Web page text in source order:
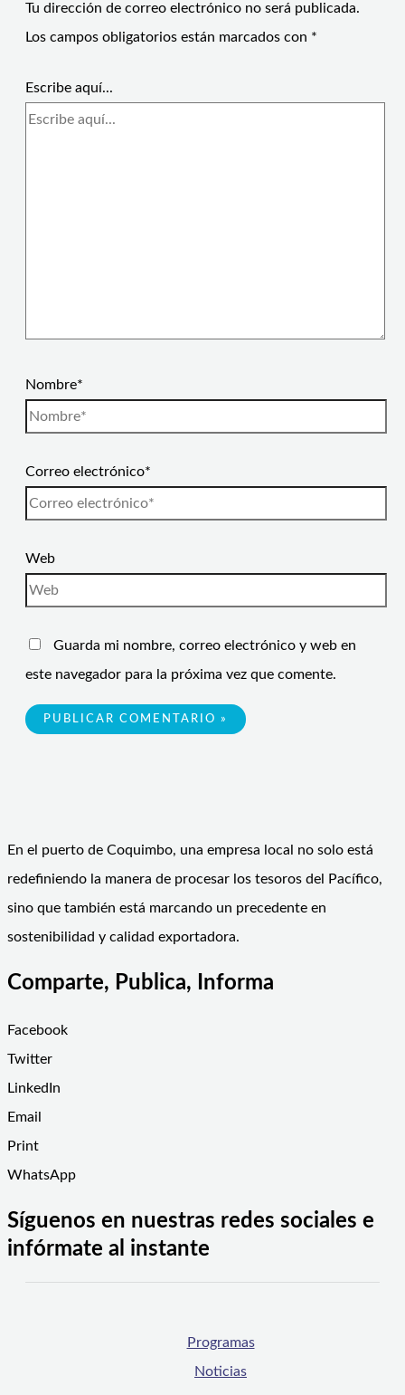
Tu dirección de correo electrónico no será publicada.
Los campos obligatorios están marcados con *
Escribe aquí...
Nombre*
Correo electrónico*
Web
Guarda mi nombre, correo electrónico y web en
este navegador para la próxima vez que comente.
En el puerto de Coquimbo, una empresa local no solo está
redefiniendo la manera de procesar los tesoros del Pacífico,
sino que también está marcando un precedente en
sostenibilidad y calidad exportadora.
Comparte, Publica, Informa
Facebook
Twitter
LinkedIn
Email
Print
WhatsApp
Síguenos en nuestras redes sociales e
infórmate al instante
Programas
Noticias